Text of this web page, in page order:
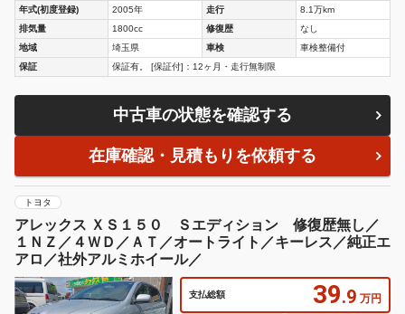
年式(初度登録) 2005年 走行
8.1万km
排気量
1800cc 修復歴
なし
地域
埼玉県 車検
車検整備付
保証
保証有。 [保証付]：12ヶ月・走行無制限
中古車の状態を確認する
在庫確認・見積もりを依頼する
トヨタ
アレックス ＸＳ１５０ Ｓエディション 修復歴無し／
１ＮＺ／４ＷＤ／ＡＴ／オートライト／キーレス／純正エ
アロ／社外アルミホイール／
支払総額 39.9 万円